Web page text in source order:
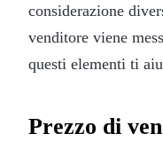
considerazione
venditore viene
questi elementi ti
Prezzo di